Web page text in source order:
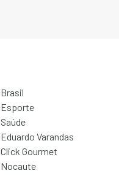
Brasil
Esporte
Saúde
Eduardo Varandas
Click Gourmet
Nocaute